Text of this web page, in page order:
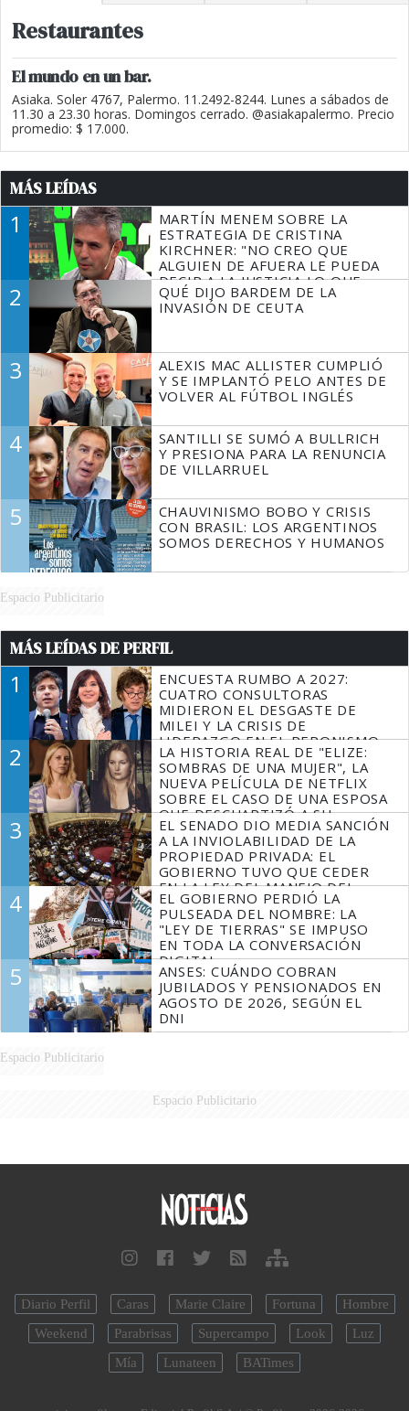
Restaurantes
El mundo en un bar.
Asiaka. Soler 4767, Palermo. 11.2492-8244. Lunes a sábados de
11.30 a 23.30 horas. Domingos cerrado. @asiakapalermo. Precio
promedio: $ 17.000.
MÁS LEÍDAS
1
MARTÍN MENEM SOBRE LA
ESTRATEGIA DE CRISTINA
KIRCHNER: "NO CREO QUE
ALGUIEN DE AFUERA LE PUEDA
DECIR A LA JUSTICIA LO QUE
TIENE QUE HACER"
2
QUÉ DIJO BARDEM DE LA
INVASIÓN DE CEUTA
3
ALEXIS MAC ALLISTER CUMPLIÓ
Y SE IMPLANTÓ PELO ANTES DE
VOLVER AL FÚTBOL INGLÉS
4
SANTILLI SE SUMÓ A BULLRICH
Y PRESIONA PARA LA RENUNCIA
DE VILLARRUEL
5
CHAUVINISMO BOBO Y CRISIS
CON BRASIL: LOS ARGENTINOS
SOMOS DERECHOS Y HUMANOS
Espacio Publicitario
MÁS LEÍDAS DE PERFIL
1
ENCUESTA RUMBO A 2027:
CUATRO CONSULTORAS
MIDIERON EL DESGASTE DE
MILEI Y LA CRISIS DE
LIDERAZGO EN EL PERONISMO
2
LA HISTORIA REAL DE "ELIZE:
SOMBRAS DE UNA MUJER", LA
NUEVA PELÍCULA DE NETFLIX
SOBRE EL CASO DE UNA ESPOSA
QUE DESCUARTIZÓ A SU
MARIDO
3
EL SENADO DIO MEDIA SANCIÓN
A LA INVIOLABILIDAD DE LA
PROPIEDAD PRIVADA: EL
GOBIERNO TUVO QUE CEDER
EN LA LEY DEL MANEJO DEL
FUEGO
4
EL GOBIERNO PERDIÓ LA
PULSEADA DEL NOMBRE: LA
"LEY DE TIERRAS" SE IMPUSO
EN TODA LA CONVERSACIÓN
DIGITAL
5
ANSES: CUÁNDO COBRAN
JUBILADOS Y PENSIONADOS EN
AGOSTO DE 2026, SEGÚN EL
DNI
Espacio Publicitario
Espacio Publicitario
Diario Perfil Caras Marie Claire Fortuna
Hombre
Weekend
Parabrisas Supercampo Look
Luz
Mía
Lunateen BATimes